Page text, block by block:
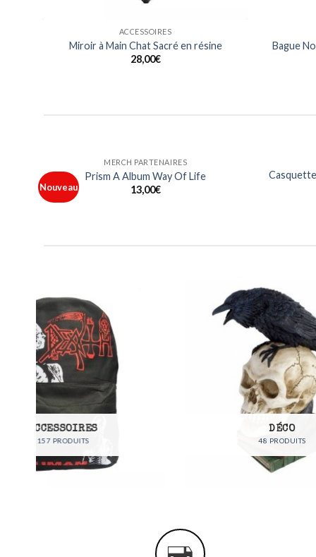
ACCESSOIRES
Miroir à Main Chat Sacré en résine
28,00€
Bague
HOMMES
T Shirt Logo Les 10 ans France Metal
15,00€